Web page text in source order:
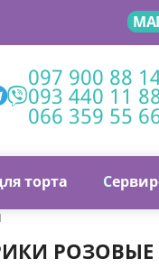
торта С
097 900 88
093 440 11
066 359 55
РОЗОВЫЕ